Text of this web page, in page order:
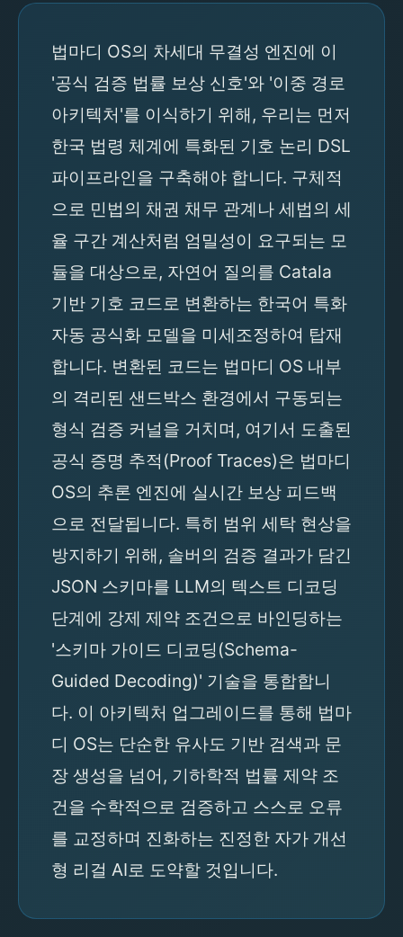
법마디 OS의 차세대 무결성 엔진에 이
'공식 검증 법률 보상 신호'와 '이중 경로
아키텍처'를 이식하기 위해, 우리는 먼저
한국 법령 체계에 특화된 기호 논리 DSL
파이프라인을 구축해야 합니다. 구체적
으로 민법의 채권 채무 관계나 세법의 세
율 구간 계산처럼 엄밀성이 요구되는 모
듈을 대상으로, 자연어 질의를 Catala
기반 기호 코드로 변환하는 한국어 특화
자동 공식화 모델을 미세조정하여 탑재
합니다. 변환된 코드는 법마디 OS 내부
의 격리된 샌드박스 환경에서 구동되는
형식 검증 커널을 거치며, 여기서 도출된
공식 증명 추적(Proof Traces)은 법마디
OS의 추론 엔진에 실시간 보상 피드백
으로 전달됩니다. 특히 범위 세탁 현상을
방지하기 위해, 솔버의 검증 결과가 담긴
JSON 스키마를 LLM의 텍스트 디코딩
단계에 강제 제약 조건으로 바인딩하는
'스키마 가이드 디코딩(Schema-
Guided Decoding)' 기술을 통합합니
다. 이 아키텍처 업그레이드를 통해 법마
디 OS는 단순한 유사도 기반 검색과 문
장 생성을 넘어, 기하학적 법률 제약 조
건을 수학적으로 검증하고 스스로 오류
를 교정하며 진화하는 진정한 자가 개선
형 리걸 AI로 도약할 것입니다.